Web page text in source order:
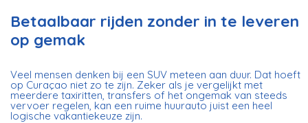
Betaalbaar rijden zonder in te leveren
op gemak
Veel mensen denken bij een SUV meteen aan duur. Dat hoeft
op Curaçao niet zo te zijn. Zeker als je vergelijkt met
meerdere taxiritten, transfers of het ongemak van steeds
vervoer regelen, kan een ruime huurauto juist een heel
logische vakantiekeuze zijn.